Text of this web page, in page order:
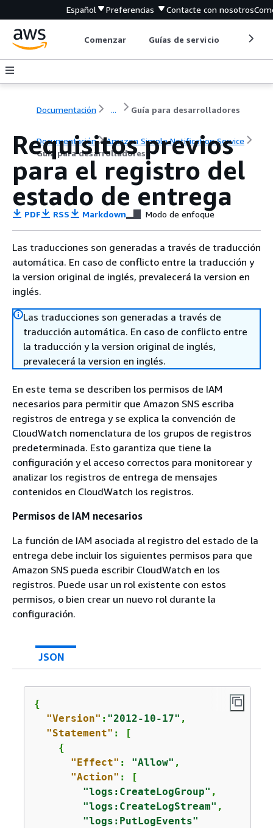
Español Preferencias Contacte con nosotros
Comenzar Guías de servicio
Documentación ... Guía para desarrolladores
Documentación
Amazon Simple Notification Service
Guía para desarrolladores
Requisitos previos
para el registro del
estado de entrega
PDF RSS Markdown Modo de enfoque
Las traducciones son generadas a través de traducción
automática. En caso de conflicto entre la traducción y
la version original de inglés, prevalecerá la version en
inglés.
Las traducciones son generadas a través de
traducción automática. En caso de conflicto entre
la traducción y la version original de inglés,
prevalecerá la version en inglés.
En este tema se describen los permisos de IAM
necesarios para permitir que Amazon SNS escriba
registros de entrega y se explica la convención de
CloudWatch nomenclatura de los grupos de registros
predeterminada. Esto garantiza que tiene la
configuración y el acceso correctos para monitorear y
analizar los registros de entrega de mensajes
contenidos en CloudWatch los registros.
Permisos de IAM necesarios
La función de IAM asociada al registro del estado de la
entrega debe incluir los siguientes permisos para que
Amazon SNS pueda escribir CloudWatch en los
registros. Puede usar un rol existente con estos
permisos, o bien crear un nuevo rol durante la
configuración.
JSON
{
"Version" : "2012-10-17" ,
"Statement" : [
{
"Effect" : "Allow" ,
"Action" : [
"logs:CreateLogGroup" ,
"logs:CreateLogStream" ,
"logs:PutLogEvents"